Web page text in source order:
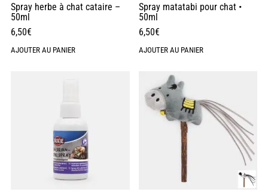
Spray herbe à chat cataire –
50ml
6,50€
AJOUTER AU PANIER
Spray matatabi pour chat •
50ml
6,50€
AJOUTER AU PANIER